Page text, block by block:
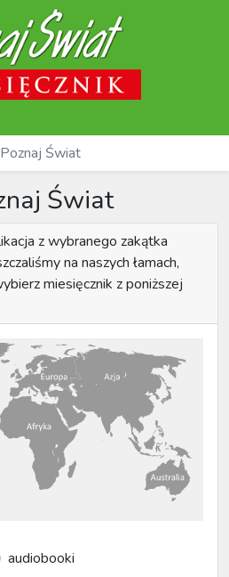
Świat
Świat
z wybranego zakątka
na naszych łamach,
miesięcznik z poniższej
audiobooki